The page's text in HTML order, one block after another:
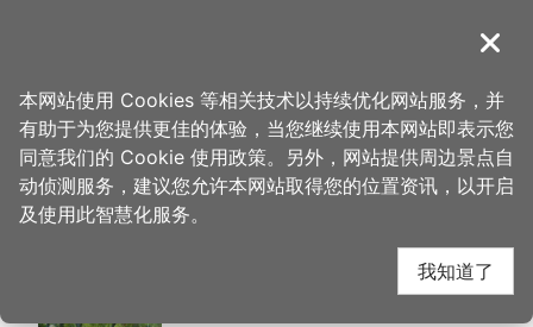
導覽
首页 > 想去的地方 > 美食、购物 > 中平素食之家
中平素食之家 周边景点
关闭
本网站使用 Cookies 等相关技术以持续优化网站服务，并
有助于为您提供更佳的体验，当您继续使用本网站即表示您
同意我们的 Cookie 使用政策。另外，网站提供周边景点自
动侦测服务，建议您允许本网站取得您的位置资讯，以开启
及使用此智慧化服务。
我知道了